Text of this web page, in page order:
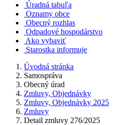
Úradná tabuľa
Oznamy obce
Obecný rozhlas
Odpadové hospodárstvo
Ako vybaviť
Starostka informuje
Úvodná stránka
Samospráva
Obecný úrad
Zmluvy, Objednávky
Zmluvy, Objednávky 2025
Zmluvy
Detail zmluvy 276/2025